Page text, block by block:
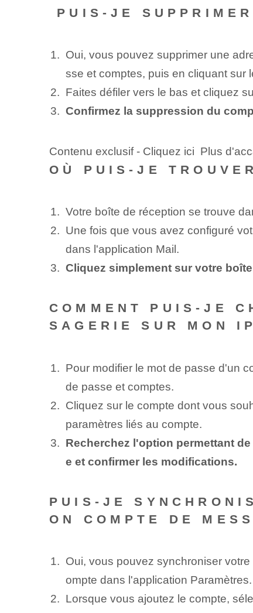
PUIS-JE
Oui, vous pouvez supprimer une
sse et comptes, puis en cliquant sur
Faites défiler vers le bas et cliquez
Confirmez la suppression du
Contenu exclusif - Cliquez ici Plus
OÙ PUIS-JE
Votre boîte de réception se trouve
Une fois que vous avez configuré
dans l'application Mail.
Cliquez simplement sur votre
COMMENT PUIS-JE
SAGERIE SUR MON
Pour modifier le mot de passe d'un
de passe et comptes.
Cliquez sur le compte dont vous
paramètres liés au compte.
Recherchez l'option permettant
e ‌et confirmer les ‌modifications.
PUIS-JE
ON COMPTE DE
Oui, vous pouvez synchroniser
ompte dans l'application Paramètres.
Lorsque vous ajoutez le compte,